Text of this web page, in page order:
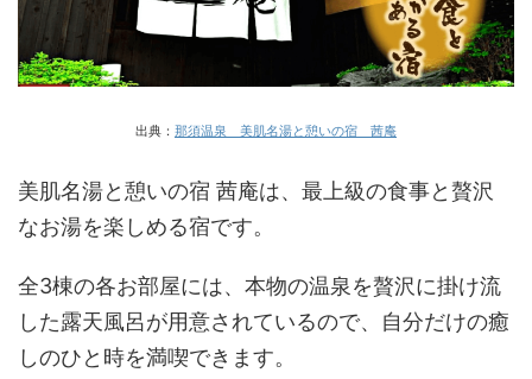
出典： 那須温泉 美肌名湯と憩いの宿 茜庵
美肌名湯と憩いの宿 茜庵は、最上級の食事と贅沢
なお湯を楽しめる宿です。
全3棟の各お部屋には、本物の温泉を贅沢に掛け流
した露天風呂が用意されているので、自分だけの癒
しのひと時を満喫できます。